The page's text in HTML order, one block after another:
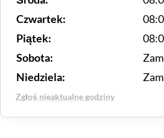
Czwartek:
Piątek:
Sobota:
Niedziela:
Zgłoś nieaktualne godziny